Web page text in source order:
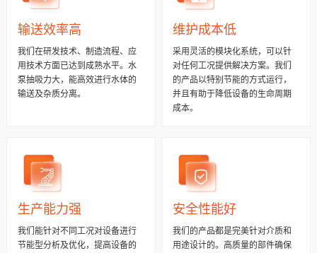
输送效率高
我们在研发技术、制造流程、应
用技术方面已达到成熟水平。水
泵抽吸力大，能高效进行水体的
输送及杂质分离。
维护成本低
采用灵活的模块化系统，可以针
对任何工况提供解决方案。我们
的产品以特别节能的方式运行，
并且有助于降低设备的生命周期
成本。
生产能力强
我们能针对不同工况对设备进行
节能型分析及优化，提高设备的
安全性能好
我们的产品都是完美针对介质和
用途设计的。高质量的部件确保